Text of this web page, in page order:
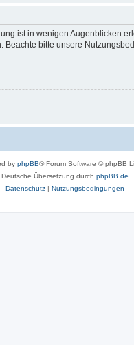
ist in wenigen Augenblicken
bitte unsere
by phpBB® Forum Software © phpBB
Deutsche Übersetzung durch phpBB.de
Datenschutz| Nutzungsbedingungen